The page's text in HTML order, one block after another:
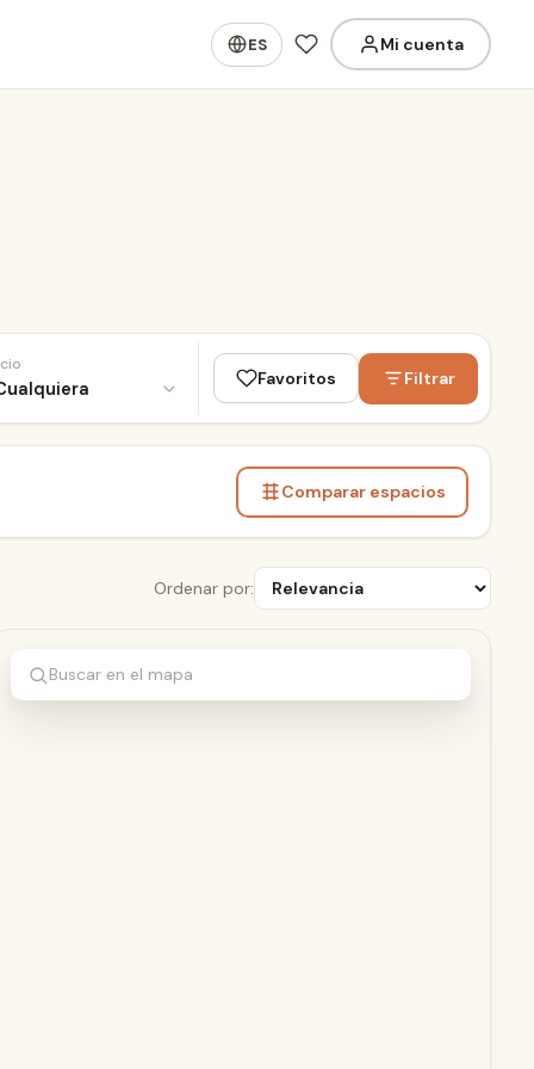
ES Mi cuenta
Favoritos Filtrar
Comparar espacios
Ordenar por:
ESDI
Buscar en el mapa